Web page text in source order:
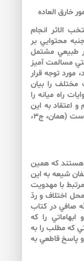
الاثر انجام
محتوايي بر
طبيعي مشتمل
مسالمت آميز
مورد توجه قرار
مختلف را بيان
راه ميانه را
اعتقاد به اين
گونه روايات همراه با عدم جواز ردّ آن‌‌ها است (همان، ج‏۳،
هستند كه همين
شيعه به اين
با مهدويت
اختلاف و ردّ
صافي در كتاب
را كه
كه مطلب را به
پاسخ قاطعي به